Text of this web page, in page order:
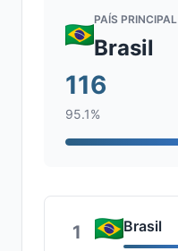
PAÍS PRINCIPAL
Brasil
116
95.1%
1 Brasil